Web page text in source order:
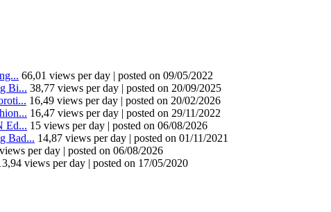
66,01 views per day | posted on 09/05/2022
Bi... 38,77 views per day | posted on 20/09/2025
16,49 views per day | posted on 20/02/2026
16,47 views per day | posted on 29/11/2022
Ed... 15 views per day | posted on 06/08/2026
Bad... 14,87 views per day | posted on 01/11/2021
per day | posted on 06/08/2026
views per day | posted on 17/05/2020